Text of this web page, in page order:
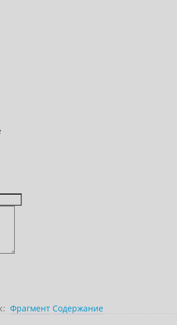
Фрагмент Содержание